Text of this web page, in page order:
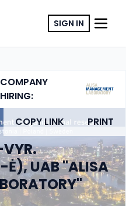
SIGN IN
COMPANY
HIRING:
COPY LINK
PRINT
VYR.
Ė), UAB "ALISA